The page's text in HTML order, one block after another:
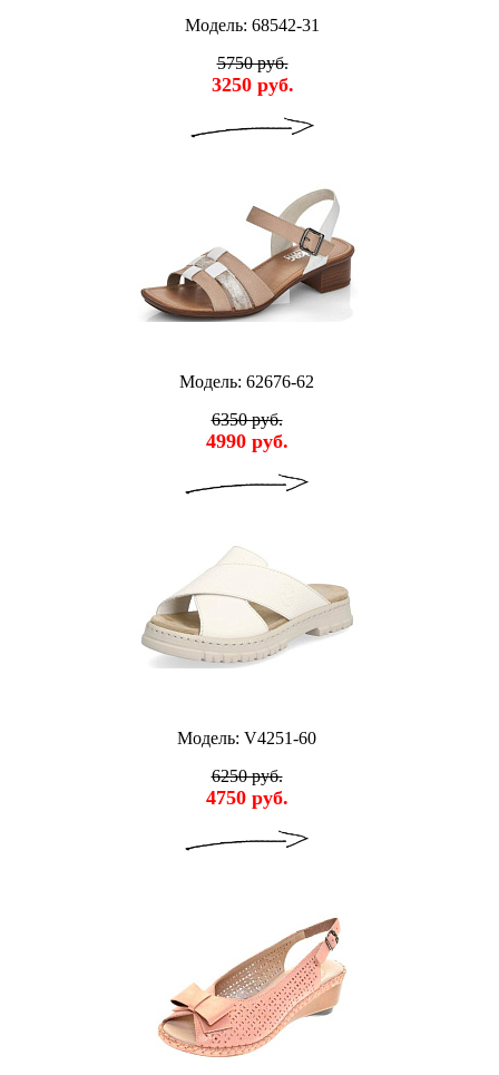
Модель: 68542-31
5750 руб.
3250 руб.
Модель: 62676-62
6350 руб.
4990 руб.
Модель: V4251-60
6250 руб.
4750 руб.